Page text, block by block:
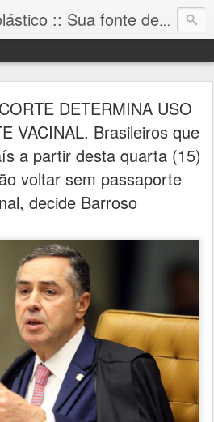
Blog do Prof. Escolástico :: Sua fonte de informação!
DETERMINA USO
VACINAL. Brasileiros que
a partir desta quarta (15)
voltar sem passaporte
decide Barroso